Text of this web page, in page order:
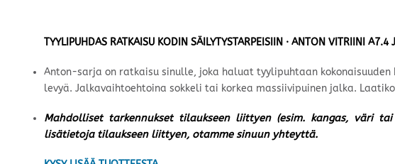
TYYLIPUHDAS RATKAISU KODIN SÄILYTYSTARPEISIIN · ANTON VITRIINI A7.4
Anton-sarja on ratkaisu sinulle, joka haluat tyylipuhtaan
levyä. Jalkavaihtoehtoina sokkeli tai korkea massiivipuinen jalka.
Mahdolliset tarkennukset tilaukseen liittyen (esim. kangas, väri
lisätietoja tilaukseen liittyen, otamme sinuun yhteyttä.